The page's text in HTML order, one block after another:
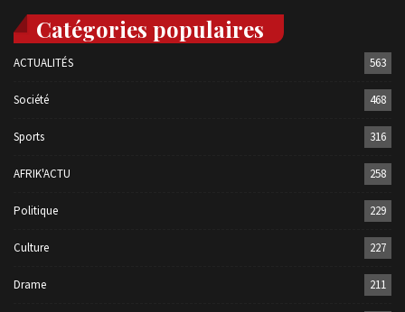
Catégories populaires
ACTUALITÉS 563
Société 468
Sports 316
AFRIK'ACTU 258
Politique 229
Culture 227
Drame 211